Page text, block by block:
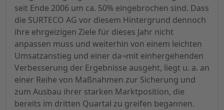
seit Ende 2006 um ca. 50% eingebrochen sind. Dass
die SURTECO AG vor diesem Hintergrund dennoch
ihre ehrgeizigen Ziele für dieses Jahr nicht
anpassen muss und weiterhin von einem leichten
Umsatzanstieg und einer da¬mit einhergehenden
Verbesserung der Ergebnisse ausgeht, liegt u. a. an
einer Reihe von Maßnahmen zur Sicherung und
zum Ausbau ihrer starken Marktposition, die
bereits im dritten Quartal zu greifen begannen.